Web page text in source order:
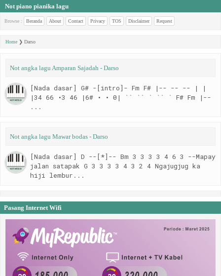
Not piano pianika lagu
Browse : Beranda About Contact Privacy TOS Disclaimer Request
Home ❯ Darso
Not angka lagu Amparan Sajadah - Darso
[Nada dasar] G# -[intro]- Fm F# |-- -- -- | |
|34 66 •3 46 |6# • • 0| `` `` ` `` ` F# Fm |--
...
Not angka lagu Mawar bodas - Darso
[Nada dasar] D --[*]-- Bm 3 3 3 3 4 6 3 --Mapay
jalan satapak G 3 3 3 3 4 3 2 4 Ngajugjug ka
hiji lembur...
Pasang Internet Wifi